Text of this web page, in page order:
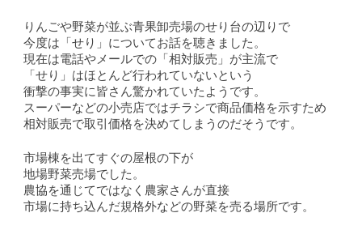
りんごや野菜が並ぶ青果卸売場のせり台の辺りで
今度は「せり」についてお話を聴きました。
現在は電話やメールでの「相対販売」が主流で
「せり」はほとんど行われていないという
衝撃の事実に皆さん驚かれていたようです。
スーパーなどの小売店ではチラシで商品価格を示すため
相対販売で取引価格を決めてしまうのだそうです。
市場棟を出てすぐの屋根の下が
地場野菜売場でした。
農協を通じてではなく農家さんが直接
市場に持ち込んだ規格外などの野菜を売る場所です。